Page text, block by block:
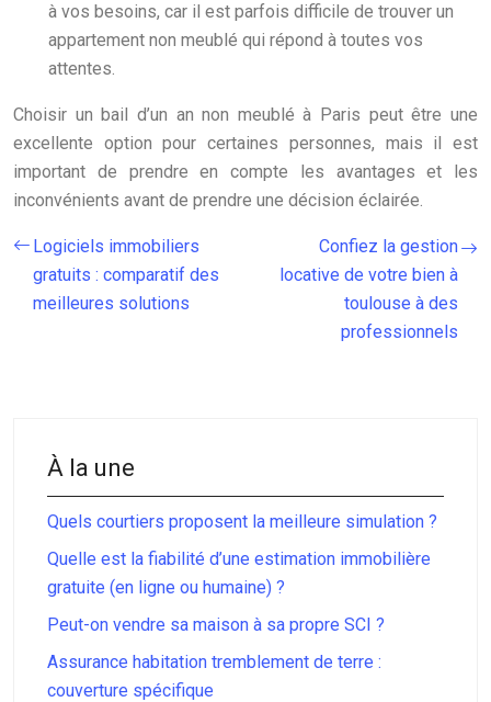
à vos besoins, car il est parfois difficile de trouver un
appartement non meublé qui répond à toutes vos
attentes.
Choisir un bail d’un an non meublé à Paris peut être une
excellente option pour certaines personnes, mais il est
important de prendre en compte les avantages et les
inconvénients avant de prendre une décision éclairée.
Logiciels immobiliers
gratuits : comparatif des
meilleures solutions
Confiez la gestion
locative de votre bien à
toulouse à des
professionnels
À la une
Quels courtiers proposent la meilleure simulation ?
Quelle est la fiabilité d’une estimation immobilière
gratuite (en ligne ou humaine) ?
Peut-on vendre sa maison à sa propre SCI ?
Assurance habitation tremblement de terre :
couverture spécifique